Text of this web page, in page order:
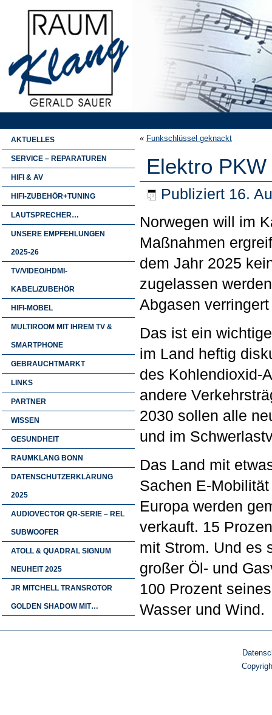
AKTUELLES
SERVICE – REPARATUREN
HIFI & AV
HIFI-ZUBEHÖR+TUNING
LAUTSPRECHER…
UNSERE EMPFEHLUNGEN
2025-26
TV/VIDEO/HDMI-
KABEL/ZUBEHÖR
HIFI-MÖBEL
MULTIROOM MIT IHREM TV &
SMARTPHONE
GEBRAUCHTMARKT
LINKS
PARTNER
WISSEN
GESUNDHEIT
RAUMKLANG BONN
DATENSCHUTZERKLÄRUNG
2025
AUDIOVECTOR QR-SERIE – REL
SUBWOOFER
ATOLL & QUADRAL SIGNUM
NEUHEIT 2025
JR MITCHELL TRANSROTOR
GOLDEN SHADOW MIT…
« Funkschlüssel geknackt
Elektro
Publiziert 16.
Norwegen will im
Maßnahmen
dem Jahr 2025
zugelassen
Abgasen
Das ist ein
im Land heftig
des Kohlendioxid-
andere
2030 sollen alle
und im
Das Land mit
Sachen E-
Europa werden
verkauft. 15
mit Strom. Und es
großer Öl- und
100 Prozent
Wasser und Wind.